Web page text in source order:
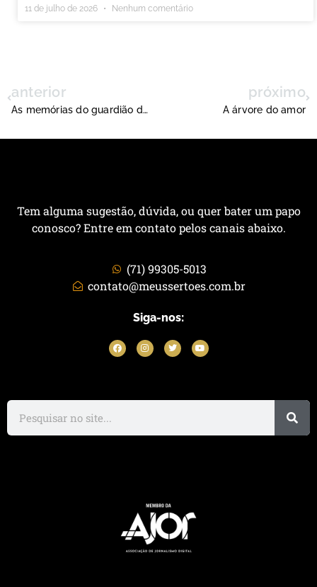
11 de julho de 2026 Nenhum comentário
anterior
As memórias do guardião do Sarampo
próximo
A árvore do amor
Tem alguma sugestão, dúvida, ou quer bater um papo
conosco? Entre em contato pelos canais abaixo.
(71) 99305-5013
contato@meussertoes.com.br
Siga-nos: